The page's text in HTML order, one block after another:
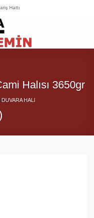
Hattı
Halısı 3650gr
HALI